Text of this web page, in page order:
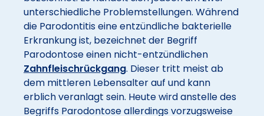
unterschiedliche Problemstellungen. Während
die Parodontitis eine entzündliche bakterielle
Erkrankung ist, bezeichnet der Begriff
Parodontose einen nicht-entzündlichen
Zahnfleischrückgang. Dieser tritt meist ab
dem mittleren Lebensalter auf und kann
erblich veranlagt sein. Heute wird anstelle des
Begriffs Parodontose allerdings vorzugsweise